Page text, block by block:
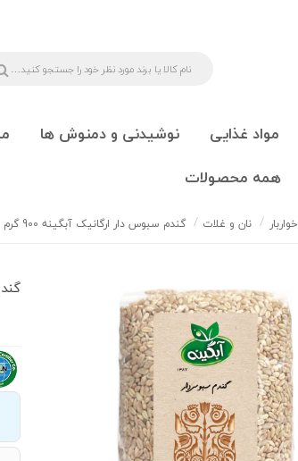
مواد غذایی نوشیدنی و دمنوش ها
همه محصولات
خواربار نان و غلات گندم سبوس دار ارگانیک آبگینه 900 گرم